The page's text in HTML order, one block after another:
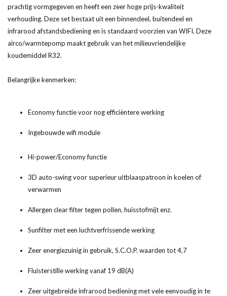
prachtig vormgegeven en heeft een zeer hoge prijs-kwaliteit
verhouding. Deze set bestaat uit een binnendeel, buitendeel en
infrarood afstandsbediening en is standaard voorzien van WIFI. Deze
airco/warmtepomp maakt gebruik van het milieuvriendelijke
koudemiddel R32.
Belangrijke kenmerken:
Economy functie voor nog efficiëntere werking
Ingebouwde wifi module
Hi-power/Economy functie
3D auto-swing voor superieur uitblaaspatroon in koelen of
verwarmen
Allergen clear filter tegen pollen, huisstofmijt enz.
Sunfilter met een luchtverfrissende werking
Zeer energiezuinig in gebruik, S.C.O.P. waarden tot 4,7
Fluisterstille werking vanaf 19 dB(A)
Zeer uitgebreide infrarood bediening met vele eenvoudig in te